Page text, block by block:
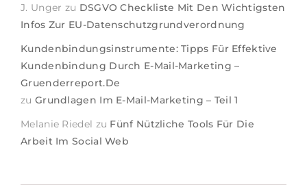
J. Unger zu DSGVO Checkliste Mit Den Wichtigsten
Infos Zur EU-Datenschutzgrundverordnung
Kundenbindungsinstrumente: Tipps Für Effektive
Kundenbindung Durch E-Mail-Marketing –
Gruenderreport.de
zu Grundlagen Im E-Mail-Marketing – Teil 1
Melanie Riedel zu Fünf Nützliche Tools Für Die
Arbeit Im Social Web